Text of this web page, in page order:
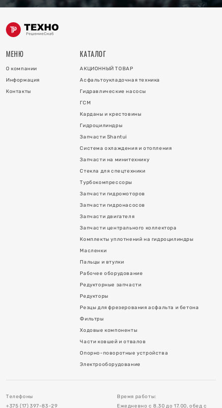
МЕНЮ
О компании
Информация
Контакты
КАТАЛОГ
АКЦИОННЫЙ ТОВАР
Асфальтоукладочная техника
Гидравлические насосы
ГСМ
Карданы и крестовины
Гидроцилиндры
Запчасти Shantui
Система охлаждения и отопления
Запчасти на минитехнику
Стекла для спецтехники
Турбокомпрессоры
Запчасти гидромоторов
Запчасти гидронасосов
Запчасти двигателя
Запчасти центрального коллектора
Комплекты уплотнений на гидроцилиндры
Масленки
Пальцы и втулки
Рабочее оборудование
Редукторные запчасти
Редукторы
Резцы для фрезерования асфальта и бетона
Фильтры
Ходовые компоненты
Части ковшей и отвалов
Опорно-поворотные устройства
Электрооборудование
Телефоны
+375 (17) 397-83-29
Время работы:
Ежедневно с 8.30 до 17.00, обед с